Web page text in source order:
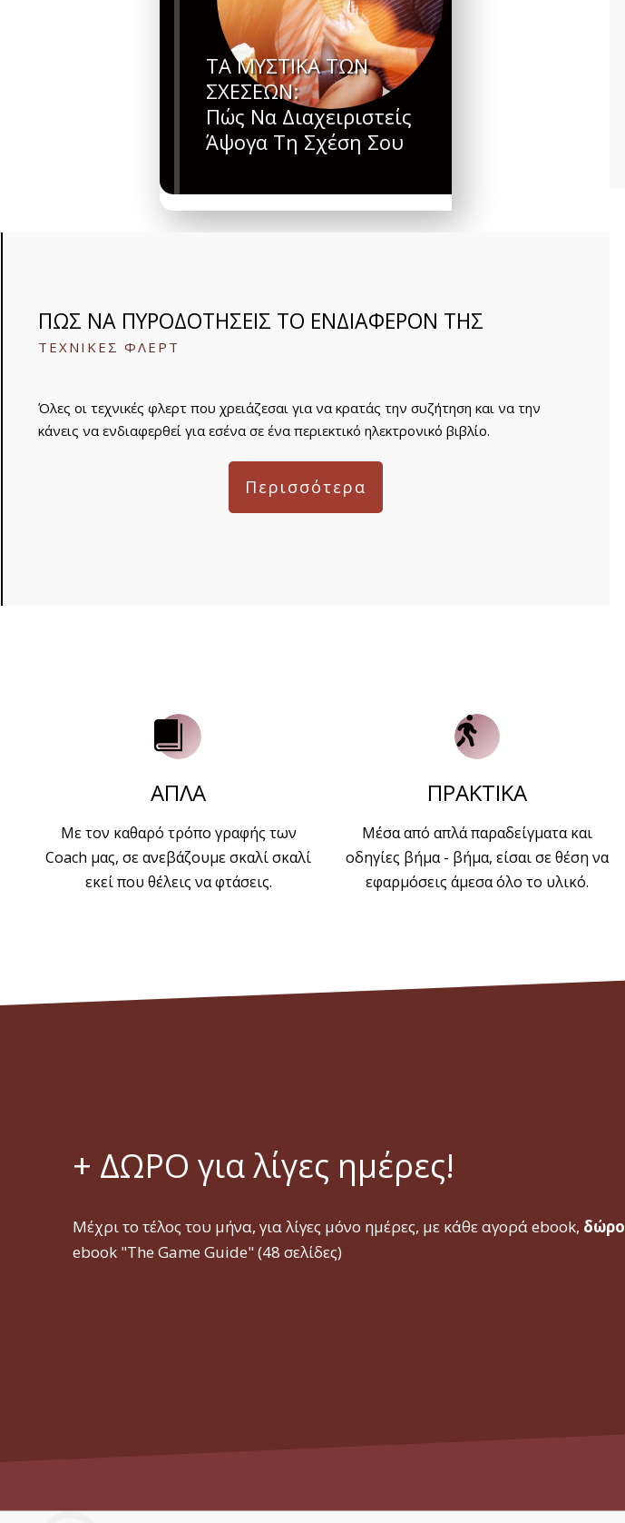
ΤΑ ΜΥΣΤΙΚΑ ΤΩΝ
ΣΧΕΣΕΩΝ:
Πώς Να Διαχειριστείς
Άψογα Τη Σχέση Σου
ΠΩΣ ΝΑ ΠΥΡΟΔΟΤΗΣΕΙΣ ΤΟ ΕΝΔΙΑΦΕΡΟΝ ΤΗΣ
ΤΕΧΝΙΚΕΣ ΦΛΕΡΤ
Όλες οι τεχνικές φλερτ που χρειάζεσαι για να κρατάς την συζήτηση και να την
κάνεις να ενδιαφερθεί για εσένα σε ένα περιεκτικό ηλεκτρονικό βιβλίο.
Περισσότερα
ΑΠΛΑ
Με τον καθαρό τρόπο γραφής των
Coach μας, σε ανεβάζουμε σκαλί σκαλί
εκεί που θέλεις να φτάσεις.
ΠΡΑΚΤΙΚΑ
Μέσα από απλά παραδείγματα και
οδηγίες βήμα - βήμα, είσαι σε θέση να
εφαρμόσεις άμεσα όλο το υλικό.
+ ΔΩΡΟ για λίγες ημέρες!
Μέχρι το τέλος του μήνα, για λίγες μόνο ημέρες, με κάθε αγορά ebook, δώρο
ebook "The Game Guide" (48 σελίδες)